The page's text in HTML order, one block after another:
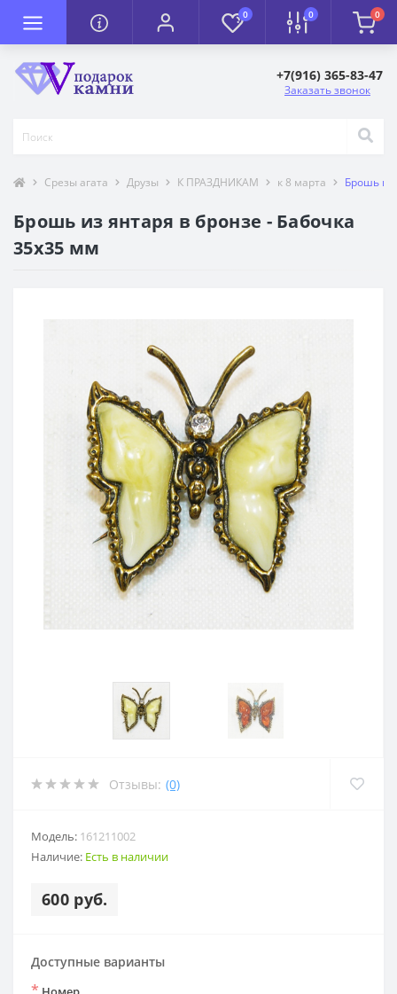
0 0 0
+7(916) 365-83-47
Заказать звонок
Срезы агата Друзы К ПРАЗДНИКАМ к 8 марта Брошь из
Брошь из янтаря в бронзе - Бабочка
35х35 мм
Отзывы: (0)
Модель: 161211002
Наличие: Есть в наличии
600 руб.
Доступные варианты